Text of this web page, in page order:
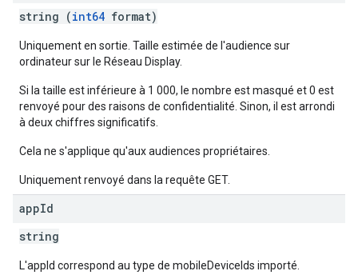
string (int64 format)
Uniquement en sortie. Taille estimée de l'audience sur
ordinateur sur le Réseau Display.
Si la taille est inférieure à 1 000, le nombre est masqué et 0 est
renvoyé pour des raisons de confidentialité. Sinon, il est arrondi
à deux chiffres significatifs.
Cela ne s'applique qu'aux audiences propriétaires.
Uniquement renvoyé dans la requête GET.
appId
string
L'appId correspond au type de mobileDeviceIds importé.